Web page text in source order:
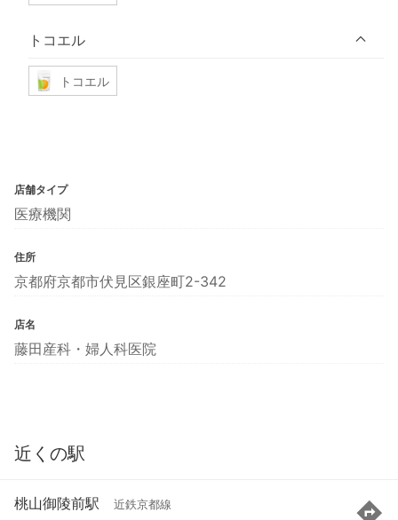
トコエル
トコエル
店舗タイプ
医療機関
住所
京都府京都市伏見区銀座町2-342
店名
藤田産科・婦人科医院
近くの駅
桃山御陵前駅 近鉄京都線